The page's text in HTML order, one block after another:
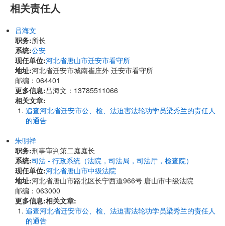
相关责任人
吕海文
职务:所长
系统:公安
现任单位:河北省唐山市迁安市看守所
地址:河北省迁安市城南崔庄外 迁安市看守所
邮编：064401
更多信息:吕海文：13785511066
相关文章:
追查河北省迁安市公、检、法迫害法轮功学员梁秀兰的责任人
的通告
朱明祥
职务:刑事审判第二庭庭长
系统:司法 - 行政系统（法院，司法局，司法厅，检查院）
现任单位:河北省唐山市中级法院
地址:河北省唐山市路北区长宁西道966号 唐山市中级法院
邮编：063000
更多信息:相关文章:
追查河北省迁安市公、检、法迫害法轮功学员梁秀兰的责任人
的通告